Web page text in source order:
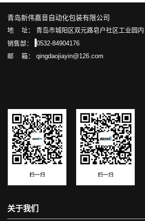
青岛新伟嘉音自动化包装有限公司
地 址： 青岛市城阳区双元路皂户社区工业园内
销售部：
0532-84904176
邮 箱： qingdaojiayin@126.com
关于我们